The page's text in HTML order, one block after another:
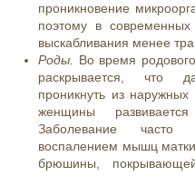
проникновение
поэтому в современных
выскабливания менее
Роды. Во время
раскрывается, что
проникнуть из
женщины
Заболевание
воспалением мышц
брюшины,